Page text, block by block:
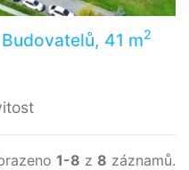
41 m2
1-8 z 8 záznamů.